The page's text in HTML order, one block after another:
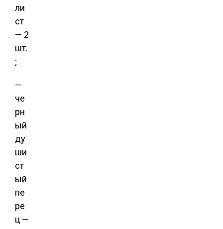
ли
ст
— 2
шт.
;
—
че
рн
ый
ду
ши
ст
ый
пе
ре
ц —